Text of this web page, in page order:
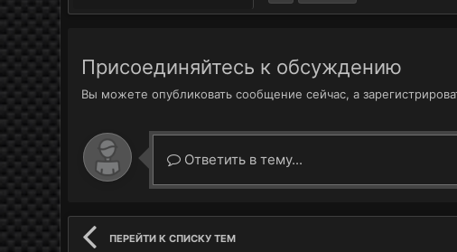
Присоединяйтесь к обсуждению
Вы можете опубликовать сообщение сейчас, а
Ответить в тему...
ПЕРЕЙТИ К СПИСКУ ТЕМ